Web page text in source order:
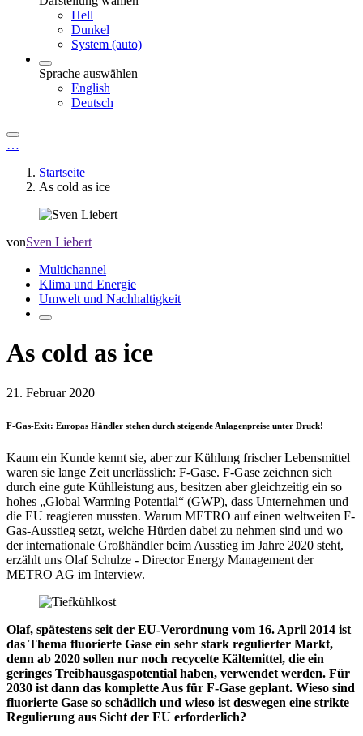
Hell
Dunkel
System (auto)
Sprache auswählen
English
Deutsch
…
Startseite
As cold as ice
vonSven Liebert
Multichannel
Klima und Energie
Umwelt und Nachhaltigkeit
As cold as ice
21. Februar 2020
F-Gas-Exit: Europas Händler stehen durch steigende Anlagenpreise unter Druck!
Kaum ein Kunde kennt sie, aber zur Kühlung frischer Lebensmittel
waren sie lange Zeit unerlässlich: F-Gase. F-Gase zeichnen sich
durch eine gute Kühlleistung aus, besitzen aber gleichzeitig ein so
hohes „Global Warming Potential“ (GWP), dass Unternehmen und
die EU reagieren mussten. Warum METRO auf einen weltweiten F-
Gas-Ausstieg setzt, welche Hürden dabei zu nehmen sind und wo
der internationale Großhändler beim Ausstieg im Jahre 2020 steht,
erzählt uns Olaf Schulze - Director Energy Management der
METRO AG im Interview.
Olaf, spätestens seit der EU-Verordnung vom 16. April 2014 ist
das Thema fluorierte Gase ein sehr stark regulierter Markt,
denn ab 2020 sollen nur noch recycelte Kältemittel, die ein
geringes Treibhausgaspotential haben, verwendet werden. Für
2030 ist dann das komplette Aus für F-Gase geplant. Wieso sind
fluorierte Gase so schädlich und wieso ist deswegen eine strikte
Regulierung aus Sicht der EU erforderlich?